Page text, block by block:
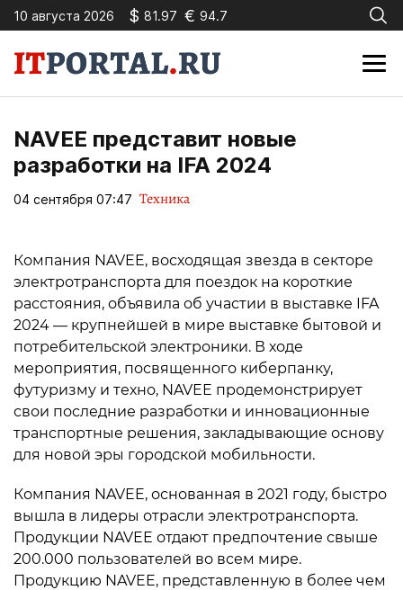
10 августа 2026 $ 81.97 € 94.7
NAVEE представит новые
разработки на IFA 2024
04 сентября 07:47 Техника
Компания NAVEE, восходящая звезда в секторе
электротранспорта для поездок на короткие
расстояния, объявила об участии в выставке IFA
2024 — крупнейшей в мире выставке бытовой и
потребительской электроники. В ходе
мероприятия, посвященного киберпанку,
футуризму и техно, NAVEE продемонстрирует
свои последние разработки и инновационные
транспортные решения, закладывающие основу
для новой эры городской мобильности.
Компания NAVEE, основанная в 2021 году, быстро
вышла в лидеры отрасли электротранспорта.
Продукции NAVEE отдают предпочтение свыше
200.000 пользователей во всем мире.
Продукцию NAVEE, представленную в более чем